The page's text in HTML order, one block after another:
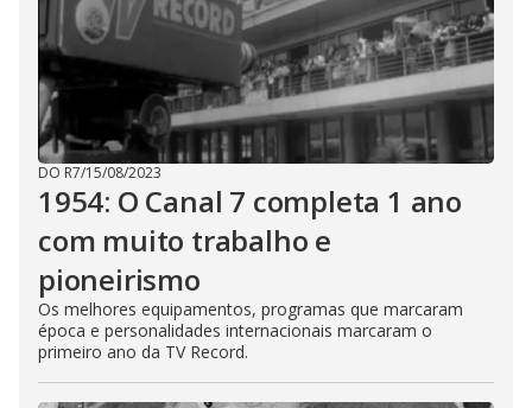
DO R7/15/08/2023
1954: O Canal 7 completa 1 ano
com muito trabalho e
pioneirismo
Os melhores equipamentos, programas que marcaram
época e personalidades internacionais marcaram o
primeiro ano da TV Record.